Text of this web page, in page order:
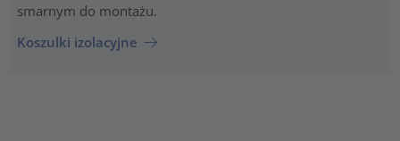
smarnym do montażu.
Koszulki izolacyjne